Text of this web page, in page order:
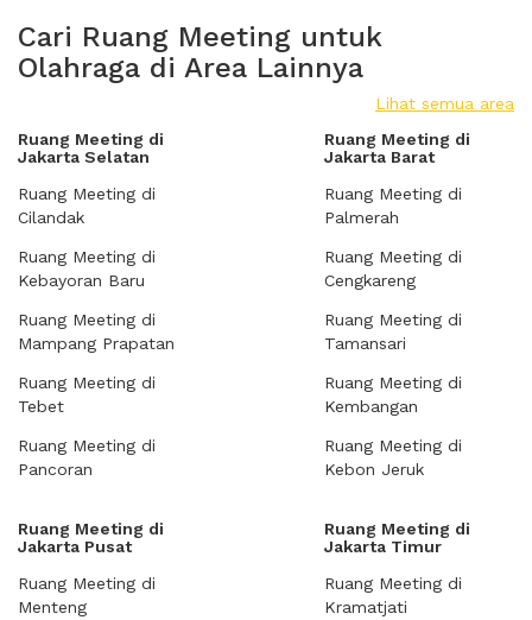
Cari Ruang Meeting untuk
Olahraga di Area Lainnya
Lihat semua area
Ruang Meeting di
Jakarta Selatan
Ruang Meeting di
Cilandak
Ruang Meeting di
Kebayoran Baru
Ruang Meeting di
Mampang Prapatan
Ruang Meeting di
Tebet
Ruang Meeting di
Pancoran
Ruang Meeting di
Jakarta Barat
Ruang Meeting di
Palmerah
Ruang Meeting di
Cengkareng
Ruang Meeting di
Tamansari
Ruang Meeting di
Kembangan
Ruang Meeting di
Kebon Jeruk
Ruang Meeting di
Jakarta Pusat
Ruang Meeting di
Menteng
Ruang Meeting di
Jakarta Timur
Ruang Meeting di
Kramatjati